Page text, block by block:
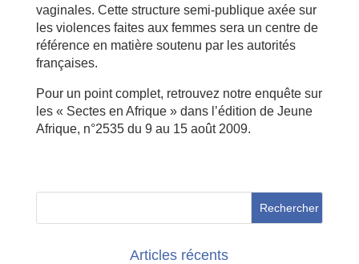
vaginales. Cette structure semi-publique axée sur
les violences faites aux femmes sera un centre de
référence en matière soutenu par les autorités
françaises.
Pour un point complet, retrouvez notre enquête sur
les « Sectes en Afrique » dans l’édition de Jeune
Afrique, n°2535 du 9 au 15 août 2009.
Articles récents